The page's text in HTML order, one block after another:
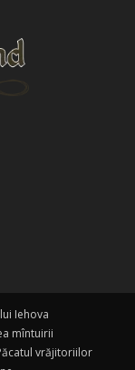
Iehova
mîntuirii
vrăjitoriilor